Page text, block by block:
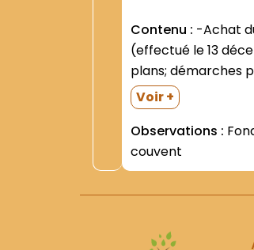
Contenu :
(effectué le 13
plans; démarches
(juillet - septembre
Autorisations
Evêque de
1933) =De la
des Religieux (29
contresignée le 6
Voir +
Observations :
couvent